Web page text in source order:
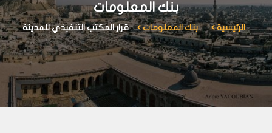
بنك المعلومات
الرئيسية بنك المعلومات قرار المكتب التنفيذي للمدينة